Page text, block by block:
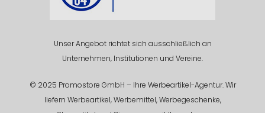
Unser Angebot richtet sich ausschließlich an
Unternehmen, Institutionen und Vereine.
© 2025 Promostore GmbH – Ihre Werbeartikel-Agentur. Wir
liefern Werbeartikel, Werbemittel, Werbegeschenke,